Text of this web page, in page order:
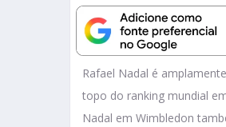
Rafael Nadal é
topo do ranking mundial
Nadal em Wimbledon